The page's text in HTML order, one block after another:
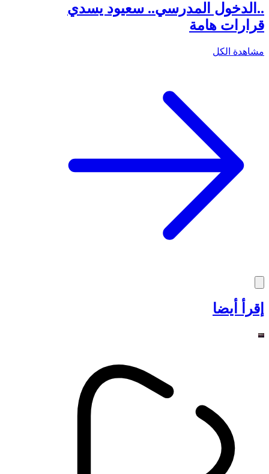
..الدخول المدرسي.. سعيود يسدي
قرارات هامة
مشاهدة الكل
إقرأ أيضا